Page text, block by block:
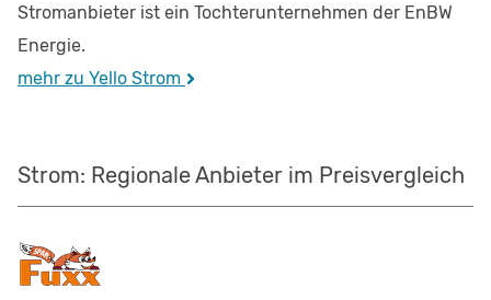
Stromanbieter ist ein Tochterunternehmen der EnBW
Energie.
mehr zu Yello Strom
Strom: Regionale Anbieter im Preisvergleich